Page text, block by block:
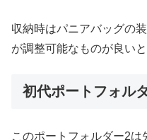
収納時はパニアバッグの
が調整可能なものが良いと
初代ポートフォル
このポートフォルダー2